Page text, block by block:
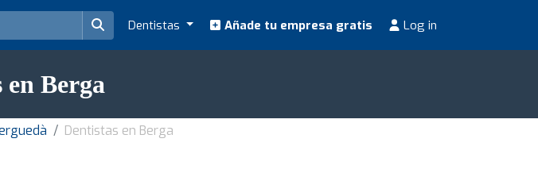
Dentistas Añade tu empresa gratis Log in
en Berga
Dentistas en Berga